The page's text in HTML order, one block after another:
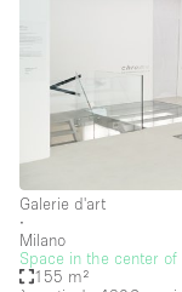
Galerie d'art
∙
Milano
Space in the center
155 m²